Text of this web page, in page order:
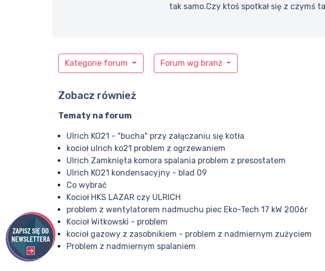
tak samo.Czy ktoś spotkał się z czymś
Kategorie forum Forum wg branż
Zobacz również
Tematy na forum
Ulrich KO21 - "bucha" przy załączaniu się kotła
kocioł ulrich ko21 problem z ogrzewaniem
Ulrich Zamknięta komora spalania problem z presostatem
Ulrich KO21 kondensacyjny - blad 09
Co wybrać
Kocioł HKS LAZAR czy ULRICH
problem z wentylatorem nadmuchu piec Eko-Tech 17 kW 2006r
Kocioł Witkowski - problem
kocioł gazowy z zasobnikiem - problem z nadmiernym zużyciem
Problem z nadmiernym spalaniem